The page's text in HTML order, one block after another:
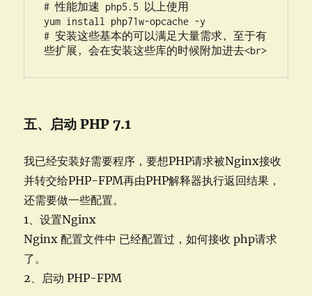
# 性能加速 php5.5 以上使用
yum install php71w-opcache -y
# 安装这些基本的可以满足大量需求, 至于有
些扩展, 会在安装这些库的时候附加进去<br>
五、启动 PHP 7.1
我已经安装好需要程序，要想PHP请求被Nginx接收
并转交给PHP-FPM再由PHP解释器执行返回结果，
还需要做一些配置。
1、设置Nginx
Nginx 配置文件中 已经配置过，如何接收 php请求
了。
2、启动 PHP-FPM